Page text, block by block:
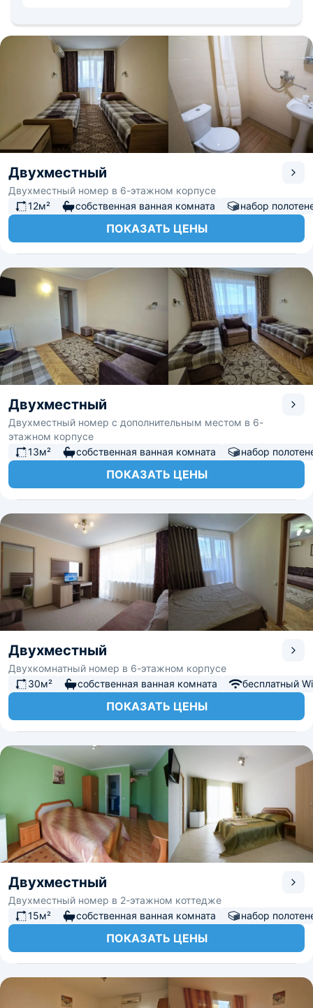
мангальная зона для пикников.
Провести деловые мероприятия позволит конференц-
зал, вместимостью до 110 человек.
Все главные исторические достопримечательности и
музеи Феодосии, а также прочие развлечения
расположены в центре города в пределах 5 км от
пансионата. На территории пансионата функционирует
экскурсионное бюро. Расстояние до
железнодорожного вокзала Феодосия — 4,8 км.
Двухместный
Двухместный номер в 6-этажном корпусе
12м²
собственная ванная комната набор
ПОКАЗАТЬ ЦЕНЫ
Двухместный
Двухместный номер с дополнительным местом в 6-
этажном корпусе
13м²
собственная ванная комната набор
ПОКАЗАТЬ ЦЕНЫ
Двухместный
Двухкомнатный номер в 6-этажном корпусе
30м²
собственная ванная комната бесплатный
ПОКАЗАТЬ ЦЕНЫ
Двухместный
Двухместный номер в 2-этажном коттедже
15м²
собственная ванная комната набор
ПОКАЗАТЬ ЦЕНЫ